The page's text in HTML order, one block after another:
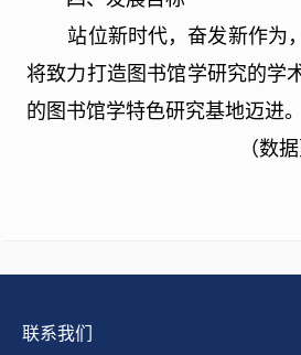
站位新时代，奋发新作为
将致力打造图书馆学研究的学
的图书馆学特色研究基地迈进。
（数
联系我们